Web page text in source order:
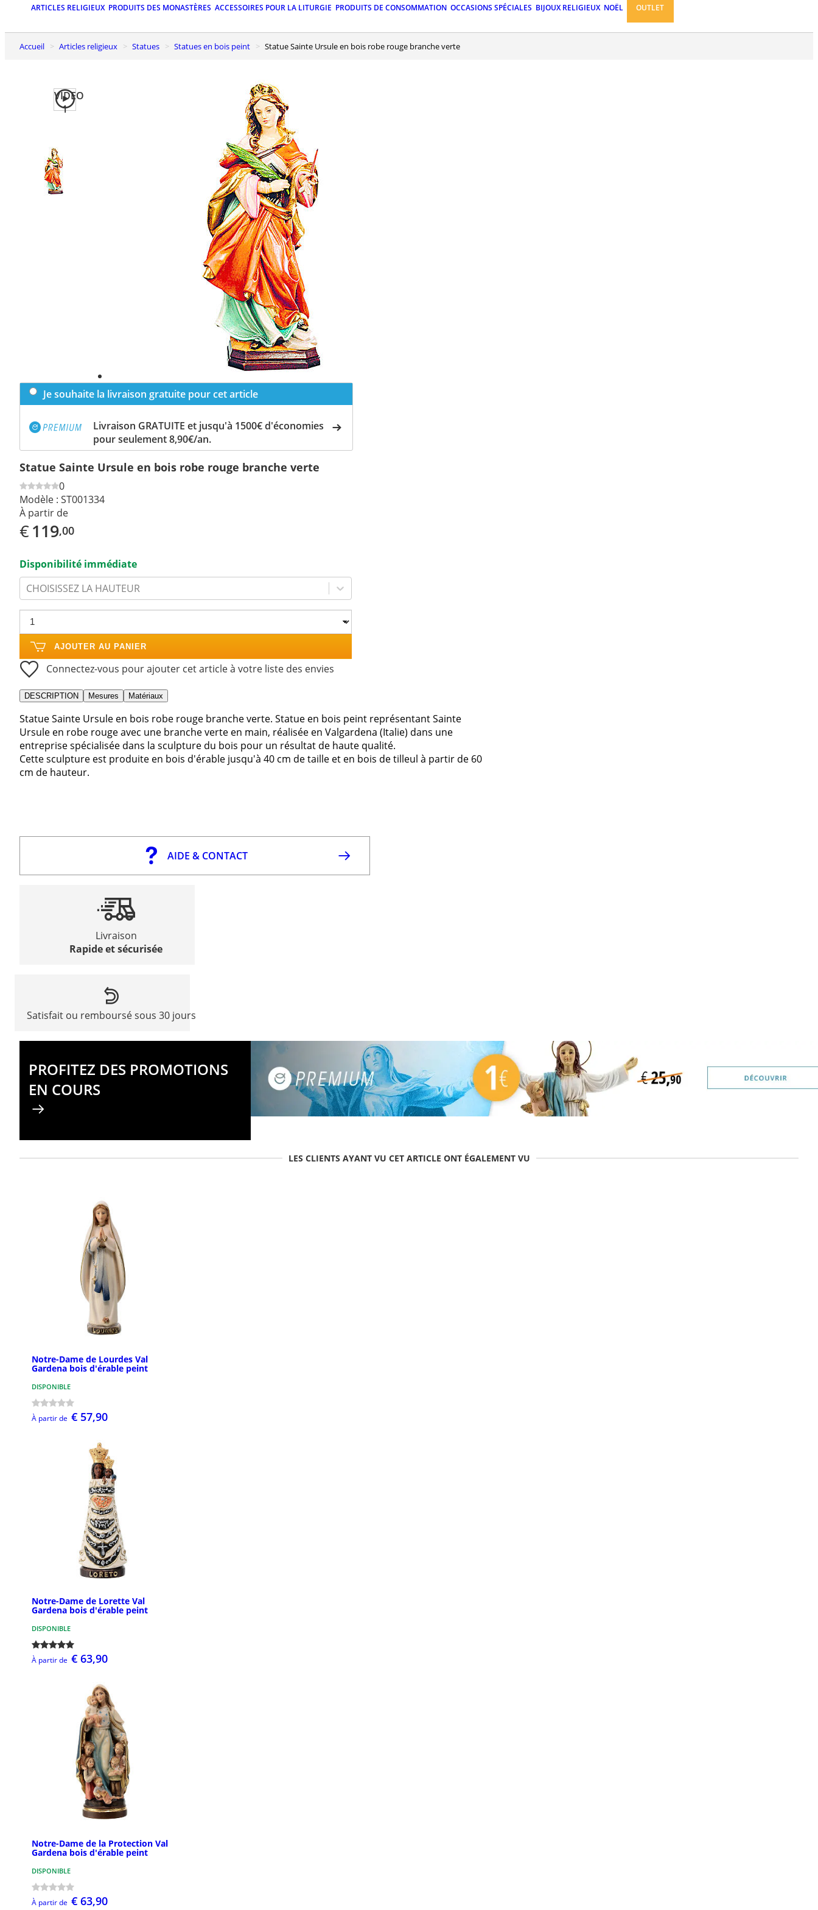
ARTICLES RELIGIEUX PRODUITS DES MONASTÈRES ACCESSOIRES POUR LA LITURGIE PRODUITS DE CONSOMMATION OCCASIONS SPÉCIALES BIJOUX RELIGIEUX NOËL OUTLET
Accueil Articles religieux Statues Statues en bois peint Statue Sainte Ursule en bois robe rouge branche verte
VIDEO
1
Je souhaite la livraison gratuite pour cet article
Livraison GRATUITE et jusqu'à 1500€ d'économies
pour seulement 8,90€/an.
Statue Sainte Ursule en bois robe rouge branche verte
0
Modèle : ST001334
À partir de
€119,00
Disponibilité immédiate
CHOISISSEZ LA HAUTEUR
AJOUTER AU PANIER
Connectez-vous pour ajouter cet article à votre liste des envies
DESCRIPTION Mesures Matériaux
Statue Sainte Ursule en bois robe rouge branche verte. Statue en bois peint représentant Sainte
Ursule en robe rouge avec une branche verte en main, réalisée en Valgardena (Italie) dans une
entreprise spécialisée dans la sculpture du bois pour un résultat de haute qualité.
Cette sculpture est produite en bois d'érable jusqu'à 40 cm de taille et en bois de tilleul à partir de 60
cm de hauteur.
AIDE & CONTACT
Livraison
Rapide et sécurisée
Satisfait ou remboursé sous 30 jours
PROFITEZ DES PROMOTIONS
EN COURS
LES CLIENTS AYANT VU CET ARTICLE ONT ÉGALEMENT VU
Notre-Dame de Lourdes Val
Gardena bois d'érable peint
DISPONIBLE
À partir de € 57,90
Notre-Dame de Lorette Val
Gardena bois d'érable peint
DISPONIBLE
À partir de € 63,90
Notre-Dame de la Protection Val
Gardena bois d'érable peint
DISPONIBLE
À partir de € 63,90